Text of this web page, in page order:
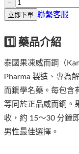
−
立即下單 聯繫客服
1️⃣ 藥品介紹
泰國果凍威而鋼（
Pharma 製造、專為
而鋼學名藥。每包含
等同於正品威而鋼。
收，約 15～30 分鐘
男性最佳選擇。